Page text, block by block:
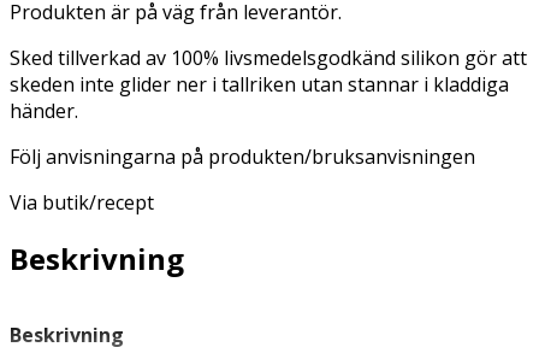
Produkten är på väg från leverantör.
Sked tillverkad av 100% livsmedelsgodkänd silikon gör att
skeden inte glider ner i tallriken utan stannar i kladdiga
händer.
Följ anvisningarna på produkten/bruksanvisningen
Via butik/recept
Beskrivning
Beskrivning